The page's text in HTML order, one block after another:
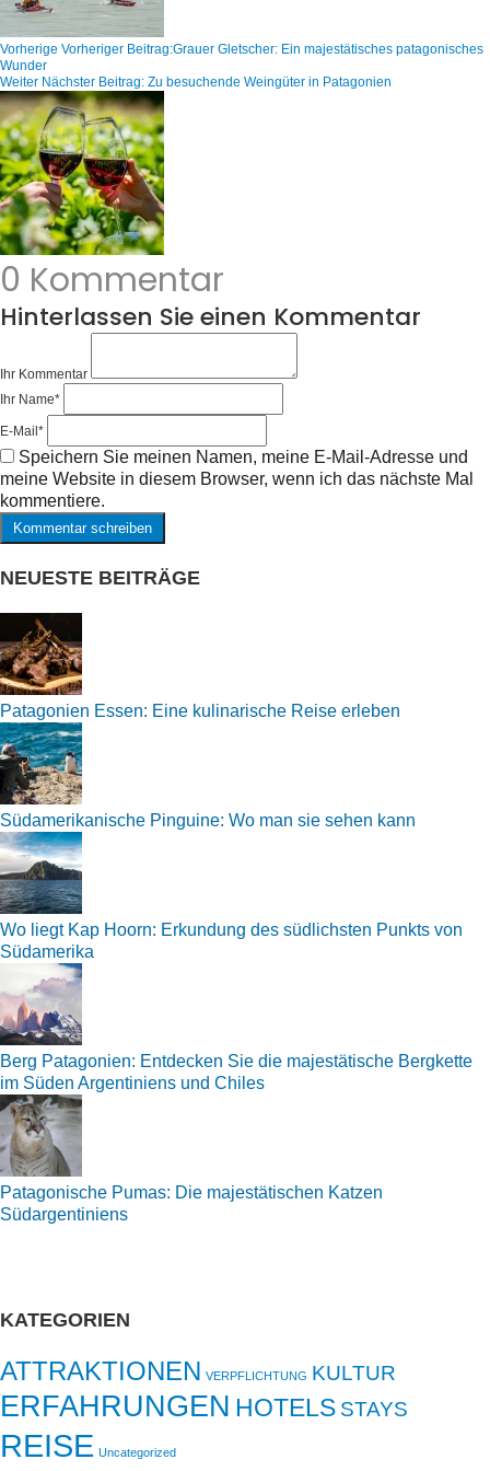
Vorherige Vorheriger Beitrag:Grauer Gletscher: Ein majestätisches patagonisches
Wunder
Weiter Nächster Beitrag: Zu besuchende Weingüter in Patagonien
0 Kommentar
Hinterlassen Sie einen Kommentar
Ihr Kommentar
Ihr Name*
E-Mail *
Speichern Sie meinen Namen, meine E-Mail-Adresse und
meine Website in diesem Browser, wenn ich das nächste Mal
kommentiere.
NEUESTE BEITRÄGE
Patagonien Essen: Eine kulinarische Reise erleben
Südamerikanische Pinguine: Wo man sie sehen kann
Wo liegt Kap Hoorn: Erkundung des südlichsten Punkts von
Südamerika
Berg Patagonien: Entdecken Sie die majestätische Bergkette
im Süden Argentiniens und Chiles
Patagonische Pumas: Die majestätischen Katzen
Südargentiniens
KATEGORIEN
ATTRAKTIONEN VERPFLICHTUNG KULTUR
ERFAHRUNGEN HOTELS STAYS
REISE Uncategorized